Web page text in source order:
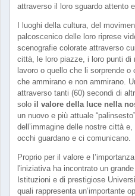
attraverso il loro sguardo attento
I luoghi della cultura, del
palcoscenico delle loro riprese
scenografie colorate attraverso
città, le loro piazze, i loro punti di
lavoro o quello che li sorprende
che ammirano e non ammirano.
attraverso tanti (60) secondi di
solo il valore della luce nella
un nuovo e più attuale
dell’immagine delle nostre città
occhi guardano e ci comunicano.
Proprio per il valore e
l'iniziativa ha incontrato un
Istituzioni e di prestigiose
quali rappresenta un’importante